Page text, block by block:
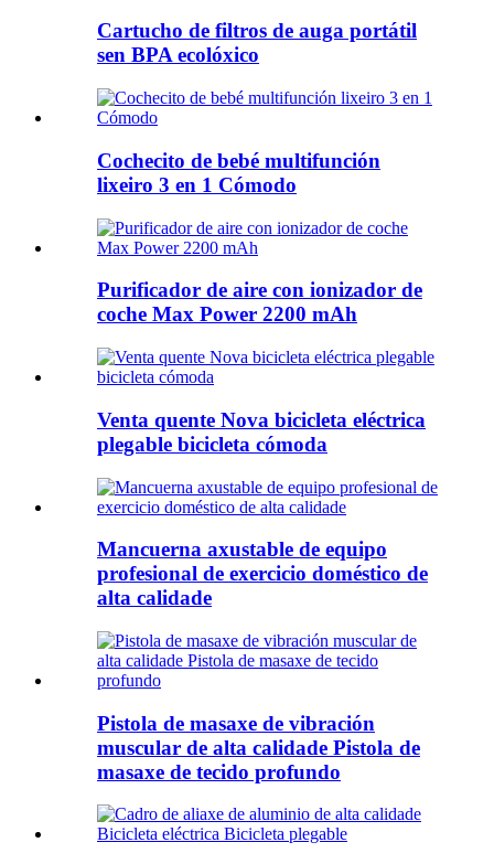
Cartucho de filtros de auga portátil
sen BPA ecolóxico
Cochecito de bebé multifunción
lixeiro 3 en 1 Cómodo
Purificador de aire con ionizador de
coche Max Power 2200 mAh
Venta quente Nova bicicleta eléctrica
plegable bicicleta cómoda
Mancuerna axustable de equipo
profesional de exercicio doméstico de
alta calidade
Pistola de masaxe de vibración
muscular de alta calidade Pistola de
masaxe de tecido profundo